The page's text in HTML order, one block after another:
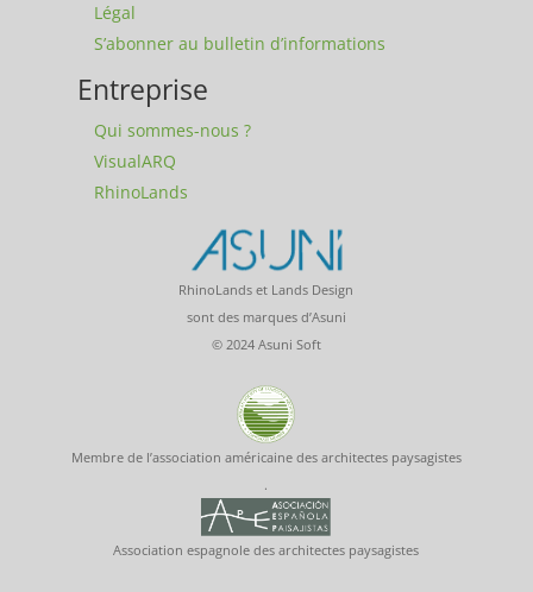
Légal
S’abonner au bulletin d’informations
Entreprise
Qui sommes-nous ?
VisualARQ
RhinoLands
RhinoLands et Lands Design
sont des marques d’Asuni
© 2024 Asuni Soft
Membre de l’association américaine des architectes paysagistes
.
Association espagnole des architectes paysagistes